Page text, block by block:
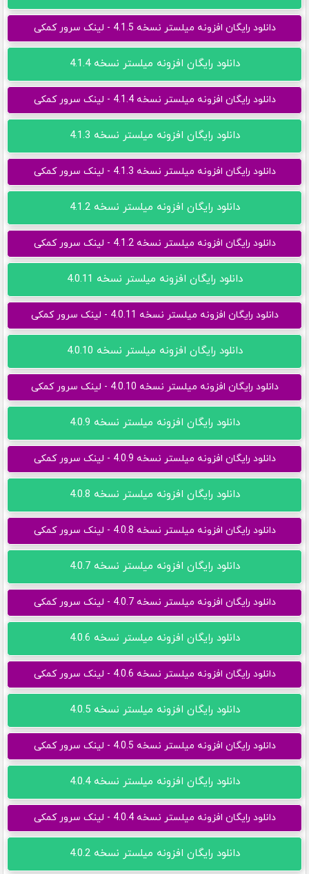
دانلود رایگان افزونه میلستر نسخه 4.1.5 - لینک سرور کمکی
دانلود رایگان افزونه میلستر نسخه 4.1.4
دانلود رایگان افزونه میلستر نسخه 4.1.4 - لینک سرور کمکی
دانلود رایگان افزونه میلستر نسخه 4.1.3
دانلود رایگان افزونه میلستر نسخه 4.1.3 - لینک سرور کمکی
دانلود رایگان افزونه میلستر نسخه 4.1.2
دانلود رایگان افزونه میلستر نسخه 4.1.2 - لینک سرور کمکی
دانلود رایگان افزونه میلستر نسخه 4.0.11
دانلود رایگان افزونه میلستر نسخه 4.0.11 - لینک سرور کمکی
دانلود رایگان افزونه میلستر نسخه 4.0.10
دانلود رایگان افزونه میلستر نسخه 4.0.10 - لینک سرور کمکی
دانلود رایگان افزونه میلستر نسخه 4.0.9
دانلود رایگان افزونه میلستر نسخه 4.0.9 - لینک سرور کمکی
دانلود رایگان افزونه میلستر نسخه 4.0.8
دانلود رایگان افزونه میلستر نسخه 4.0.8 - لینک سرور کمکی
دانلود رایگان افزونه میلستر نسخه 4.0.7
دانلود رایگان افزونه میلستر نسخه 4.0.7 - لینک سرور کمکی
دانلود رایگان افزونه میلستر نسخه 4.0.6
دانلود رایگان افزونه میلستر نسخه 4.0.6 - لینک سرور کمکی
دانلود رایگان افزونه میلستر نسخه 4.0.5
دانلود رایگان افزونه میلستر نسخه 4.0.5 - لینک سرور کمکی
دانلود رایگان افزونه میلستر نسخه 4.0.4
دانلود رایگان افزونه میلستر نسخه 4.0.4 - لینک سرور کمکی
دانلود رایگان افزونه میلستر نسخه 4.0.2